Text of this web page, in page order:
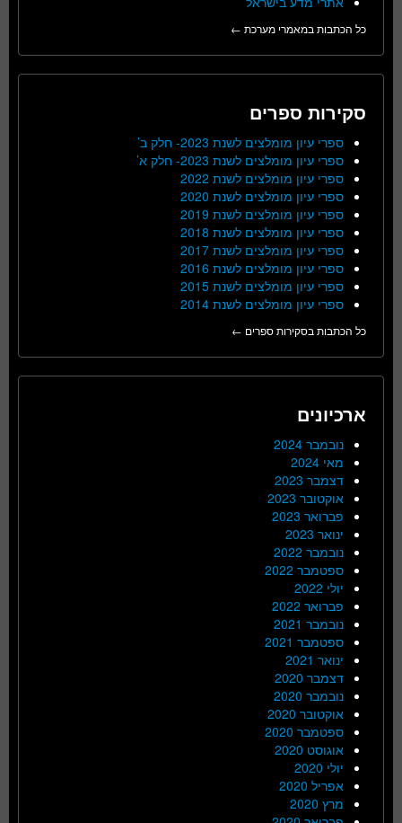
כל הכתבות במאמרי מערכת ←
סקירות ספרים
ספרי עיון מומלצים לשנת 2023- חלק ב’
ספרי עיון מומלצים לשנת 2023- חלק א’
ספרי עיון מומלצים לשנת 2022
ספרי עיון מומלצים לשנת 2020
ספרי עיון מומלצים לשנת 2019
ספרי עיון מומלצים לשנת 2018
ספרי עיון מומלצים לשנת 2017
ספרי עיון מומלצים לשנת 2016
ספרי עיון מומלצים לשנת 2015
ספרי עיון מומלצים לשנת 2014
כל הכתבות בסקירות ספרים ←
ארכיונים
נובמבר 2024
מאי 2024
דצמבר 2023
אוקטובר 2023
פברואר 2023
ינואר 2023
נובמבר 2022
ספטמבר 2022
יולי 2022
פברואר 2022
נובמבר 2021
ספטמבר 2021
ינואר 2021
דצמבר 2020
נובמבר 2020
אוקטובר 2020
ספטמבר 2020
אוגוסט 2020
יולי 2020
אפריל 2020
מרץ 2020